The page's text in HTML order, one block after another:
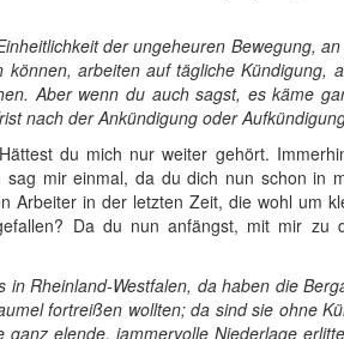
der ungeheuren Bewegung,
arbeiten auf tägliche Kündigung,
Aber wenn du auch sagst, es käme
nach der Ankündigung oder
du mich nur weiter gehört.
mir einmal, da du dich nun schon in
in der letzten Zeit, die wohl um
Da du nun anfängst, mit mir zu
Rheinland-Westfalen, da haben die
fortreißen wollten; da sind sie ohne
elende, jammervolle Niederlage